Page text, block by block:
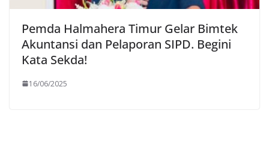
Pemda Halmahera Timur Gelar Bimtek
Akuntansi dan Pelaporan SIPD. Begini
Kata Sekda!
16/06/2025